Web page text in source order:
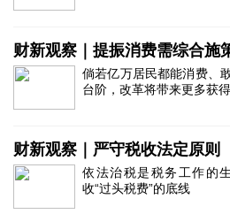
财新观察｜提振消费需综合施
倘若亿万居民都能消费、
台阶，改革将带来更多获
财新观察｜严守税收法定原则
依法治税是税务工作的
收“过头税费”的底线